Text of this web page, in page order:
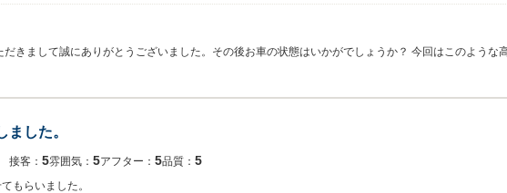
だきまして誠にありがとうございました。その後お車の状態はいかがでしょうか？ 今回はこのような
した。
接客： 5雰囲気： 5アフター： 5品質： 5
もらいました。